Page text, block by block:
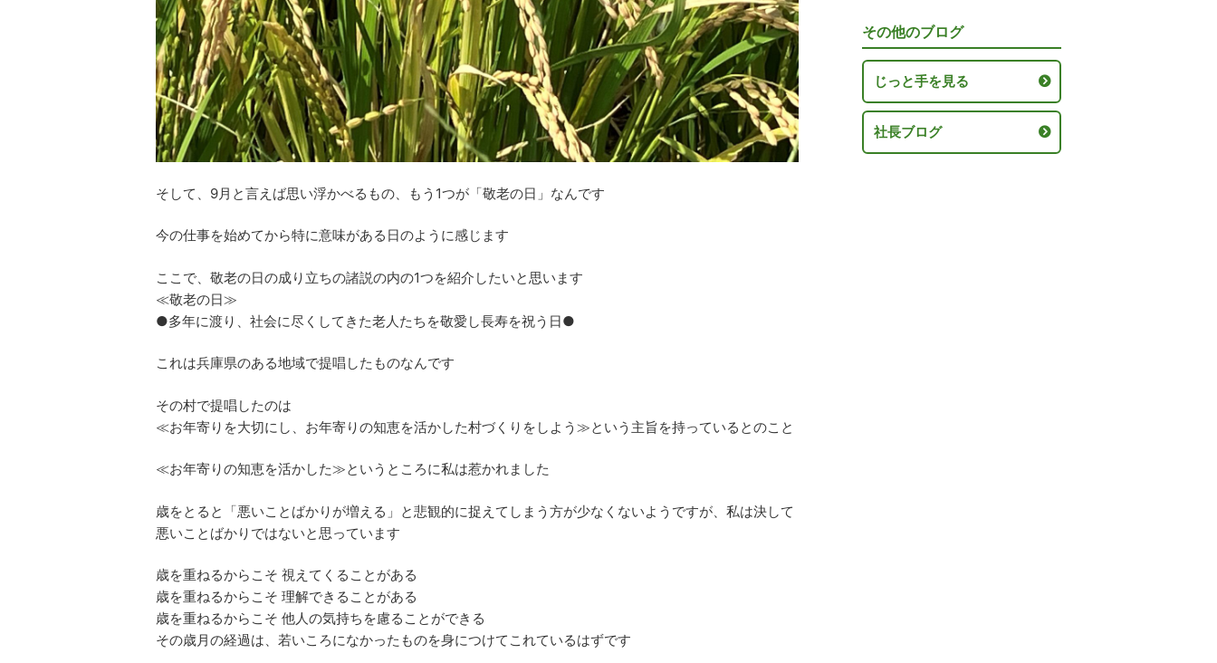
そして、9月と言えば思い浮かべるもの、もう1つが「敬老の日」なんです
今の仕事を始めてから特に意味がある日のように感じます
ここで、敬老の日の成り立ちの諸説の内の1つを紹介したいと思います
≪敬老の日≫
●多年に渡り、社会に尽くしてきた老人たちを敬愛し長寿を祝う日●
これは兵庫県のある地域で提唱したものなんです
その村で提唱したのは
≪お年寄りを大切にし、お年寄りの知恵を活かした村づくりをしよう≫という主旨を持っているとのこと
≪お年寄りの知恵を活かした≫というところに私は惹かれました
歳をとると「悪いことばかりが増える」と悲観的に捉えてしまう方が少なくないようですが、私は決して
悪いことばかりではないと思っています
歳を重ねるからこそ 視えてくることがある
歳を重ねるからこそ 理解できることがある
歳を重ねるからこそ 他人の気持ちを慮ることができる
その歳月の経過は、若いころになかったものを身につけてこれているはずです
その他のブログ
じっと手を見る
社長ブログ